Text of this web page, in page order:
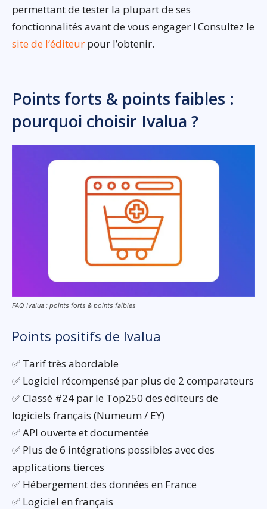
permettant de tester la plupart de ses
fonctionnalités avant de vous engager ! Consultez le
site de l’éditeur pour l’obtenir.
Points forts & points faibles :
pourquoi choisir Ivalua ?
FAQ Ivalua : points forts & points faibles
Points positifs de Ivalua
✅ Tarif très abordable
✅ Logiciel récompensé par plus de 2 comparateurs
✅ Classé #24 par le Top250 des éditeurs de
logiciels français (Numeum / EY)
✅ API ouverte et documentée
✅ Plus de 6 intégrations possibles avec des
applications tierces
✅ Hébergement des données en France
✅ Logiciel en français